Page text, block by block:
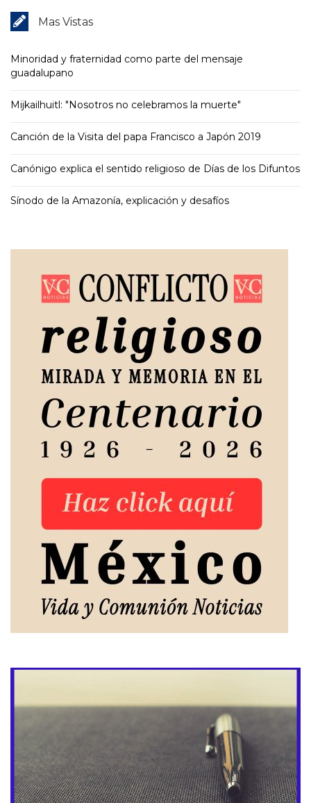
Mas Vistas
Minoridad y fraternidad como parte del mensaje
guadalupano
Mijkailhuitl: "Nosotros no celebramos la muerte"
Canción de la Visita del papa Francisco a Japón 2019
Canónigo explica el sentido religioso de Días de los Difuntos
Sínodo de la Amazonía, explicación y desafíos